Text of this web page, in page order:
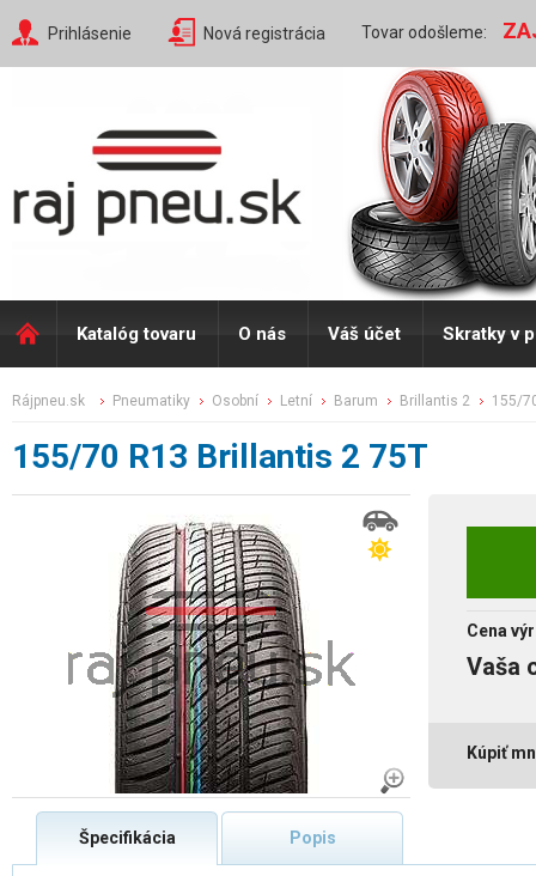
Prihlásenie Nová registrácia Tovar odošleme:
Katalóg tovaru O nás Váš účet Skratky v
rájpneu.sk pneumatiky osobní letní barum brillantis 2 155/
155/70 R13 Brillantis 2 75T
Cena
Vaša
Kúpiť
Špecifikácia Popis